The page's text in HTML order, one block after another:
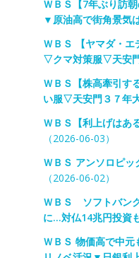
ＷＢＳ【7年ぶり訪
▼原油高で街角景気は
ＷＢＳ 【ヤマダ・
▽クマ対策服▽天安門
ＷＢＳ【株高牽引す
い服▽天安門３７年
ＷＢＳ【利上げはあ
（2026-06-03）
ＷＢＳ アンソロピ
（2026-06-02）
ＷＢＳ ソフトバン
に…対仏14兆円投資
ＷＢＳ 物価高で中